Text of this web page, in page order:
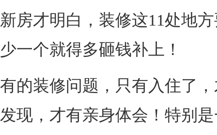
新房才明白，装修这11处地
少一个就得多砸钱补上！
有的装修问题，只有入住了
发现，才有亲身体会！特别